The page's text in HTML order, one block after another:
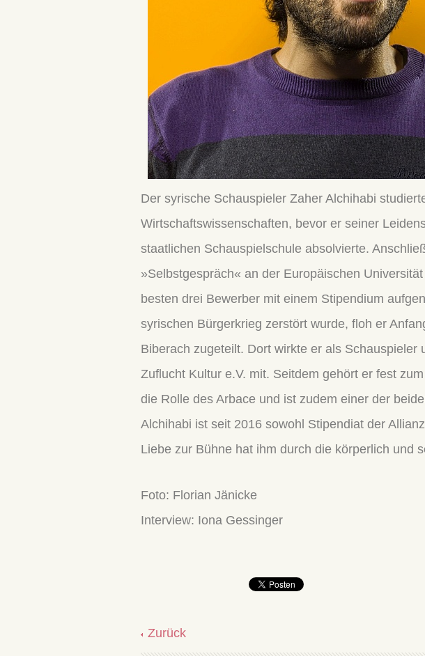
Der syrische Schauspieler Zaher Alchihabi
Wirtschaftswissenschaften, bevor er seiner
staatlichen Schauspielschule absolvierte.
»Selbstgespräch« an der Europäischen
besten drei Bewerber mit einem Stipendium
syrischen Bürgerkrieg zerstört wurde, floh er
Biberach zugeteilt. Dort wirkte er als
Zuflucht Kultur e.V. mit. Seitdem gehört er fest
die Rolle des Arbace und ist zudem einer der
Alchihabi ist seit 2016 sowohl Stipendiat der
Liebe zur Bühne hat ihm durch die körperlich und
Foto: Florian Jänicke
Interview: Iona Gessinger
Zurück